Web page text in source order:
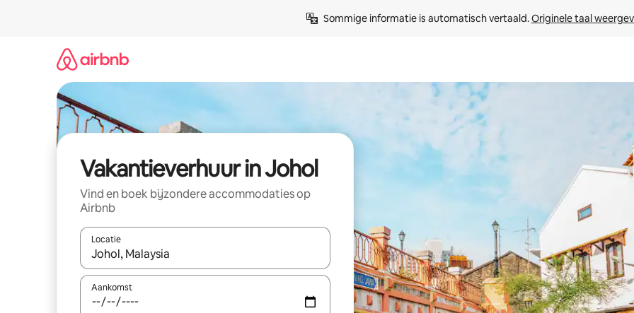
Sommige informatie is automatisch vertaald. Originele taal
Vakantieverhuur in Johol
Vind en boek bijzondere accommodaties op
Airbnb
Locatie
Wanneer er suggesties beschikbaar zijn, maak je een keuze met je de pijltjestoetsen omhoog en omlaag, óf door te
Aankomst